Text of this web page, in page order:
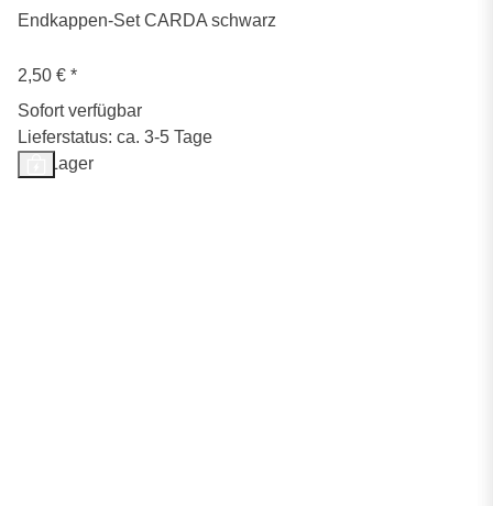
Endkappen-Set CARDA schwarz
2,50 € *
Sofort verfügbar
Lieferstatus: ca. 3-5 Tage
Auf Lager